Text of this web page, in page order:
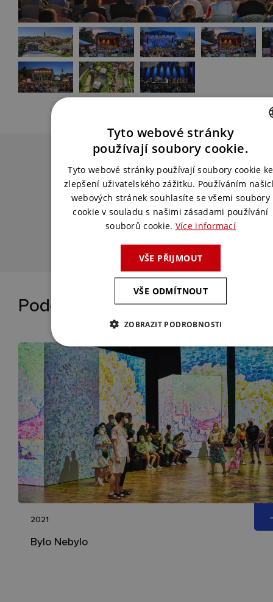
Chcete podobnou akci?
Spojte se s námi a my pro vás vymyslíme
to nejlepší řešení.
Podobné reference
2021
Bylo Nebylo
ENGLISH
Tyto webové stránky
používají soubory cookie.
Tyto webové stránky používají soubory cookie ke
zlepšení uživatelského zážitku. Používáním
webových stránek souhlasíte se všemi soubory
cookie v souladu s našimi zásadami používání
souborů cookie. Více informací
VŠE PŘIJMOUT
VŠE ODMÍTNOUT
ZOBRAZIT PODROBNOSTI